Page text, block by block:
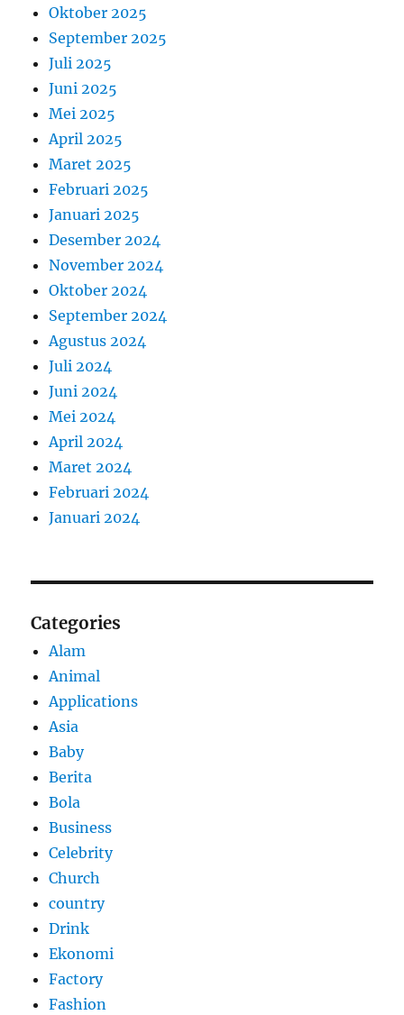
Oktober 2025
September 2025
Juli 2025
Juni 2025
Mei 2025
April 2025
Maret 2025
Februari 2025
Januari 2025
Desember 2024
November 2024
Oktober 2024
September 2024
Agustus 2024
Juli 2024
Juni 2024
Mei 2024
April 2024
Maret 2024
Februari 2024
Januari 2024
Categories
Alam
Animal
Applications
Asia
Baby
Berita
Bola
Business
Celebrity
Church
country
Drink
Ekonomi
Factory
Fashion